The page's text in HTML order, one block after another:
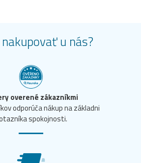
nakupovať u nás?
overené zákazníkmi
odporúča nákup na základni
spokojnosti.